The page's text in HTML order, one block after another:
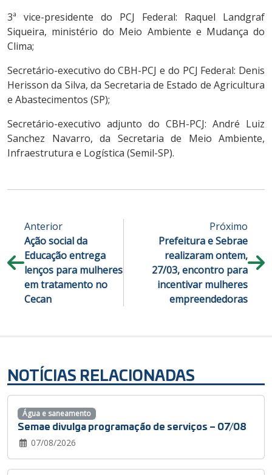
3ª vice-presidente do PCJ Federal: Raquel Landgraf
Siqueira, ministério do Meio Ambiente e Mudança do
Clima;
Secretário-executivo do CBH-PCJ e do PCJ Federal: Denis
Herisson da Silva, da Secretaria de Estado de Agricultura
e Abastecimentos (SP);
Secretário-executivo adjunto do CBH-PCJ: André Luiz
Sanchez Navarro, da Secretaria de Meio Ambiente,
Infraestrutura e Logística (Semil-SP).
Anterior
Ação social da
Educação entrega
lenços para mulheres
em tratamento no
Cecan
Próximo
Prefeitura e Sebrae
realizaram ontem,
27/03, encontro para
incentivar mulheres
empreendedoras
NOTÍCIAS RELACIONADAS
Semae divulga programação de serviços – 07/08
07/08/2026
Água e saneamento